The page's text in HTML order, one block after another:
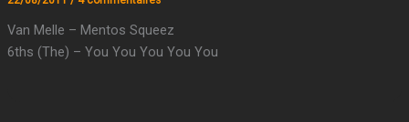
Van Melle – Mentos Squeez
6ths (The) – You You You You You